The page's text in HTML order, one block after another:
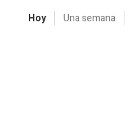
Hoy Una semana